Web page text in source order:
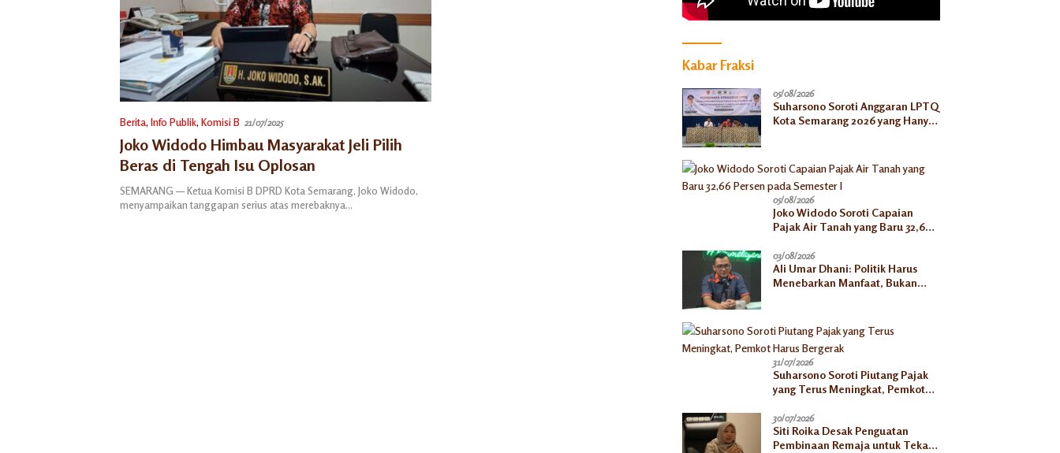
Berita, Info Publik, Komisi B 21/07/2025
Joko Widodo Himbau Masyarakat Jeli Pilih
Beras di Tengah Isu Oplosan
SEMARANG — Ketua Komisi B DPRD Kota Semarang, Joko Widodo,
menyampaikan tanggapan serius atas merebaknya…
Kabar Fraksi
05/08/2026
Suharsono Soroti Anggaran LPTQ
Kota Semarang 2026 yang Hanya
05/08/2026
Joko Widodo Soroti Capaian
Pajak Air Tanah yang Baru 32,66
03/08/2026
Ali Umar Dhani: Politik Harus
Menebarkan Manfaat, Bukan
31/07/2026
Suharsono Soroti Piutang Pajak
yang Terus Meningkat, Pemkot
30/07/2026
Siti Roika Desak Penguatan
Pembinaan Remaja untuk Tekan